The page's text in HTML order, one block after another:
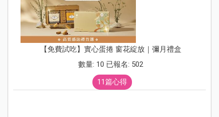
【免費試吃】實心蛋捲 窗花綻放｜彌月禮盒
數量: 10 已報名: 502
11篇心得